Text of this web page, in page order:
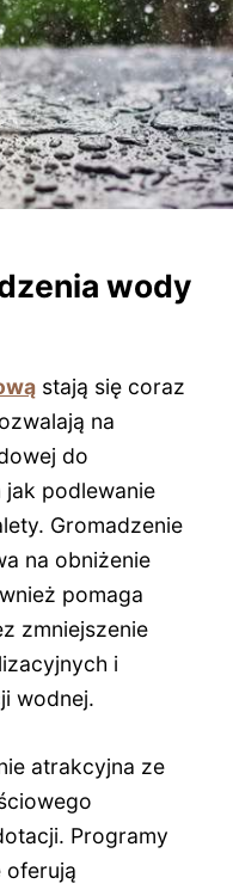
wody
stają się coraz
na
do
podlewanie
Gromadzenie
na obniżenie
pomaga
zmniejszenie
i
wodnej.
atrakcyjna ze
Programy
oferują